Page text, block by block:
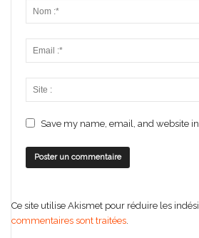
Save my name, email, and website
Ce site utilise Akismet pour réduire les
commentaires sont traitées.